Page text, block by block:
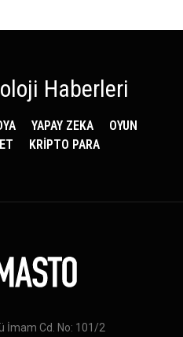
Haberleri
YAPAY ZEKA
OYUN
KRİPTO PARA
İmam Cd. No: 101/2